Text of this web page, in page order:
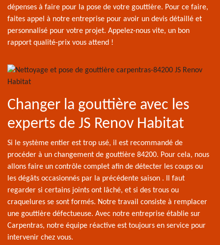
dépenses à faire pour la pose de votre gouttière. Pour ce faire,
faites appel à notre entreprise pour avoir un devis détaillé et
personnalisé pour votre projet. Appelez-nous vite, un bon
rapport qualité-prix vous attend !
Changer la gouttière avec les
experts de JS Renov Habitat
Si le système entier est trop usé, il est recommandé de
procéder à un changement de gouttière 84200. Pour cela, nous
allons faire un contrôle complet afin de détecter les coups ou
les dégâts occasionnés par la précédente saison . Il faut
regarder si certains joints ont lâché, et si des trous ou
craquelures se sont formés. Notre travail consiste à remplacer
une gouttière défectueuse. Avec notre entreprise établie sur
Carpentras, notre équipe réactive est toujours en service pour
intervenir chez vous.